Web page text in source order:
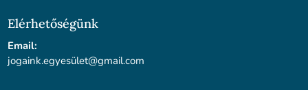
Elérhetőségünk
Email:
jogaink.egyesület@gmail.com